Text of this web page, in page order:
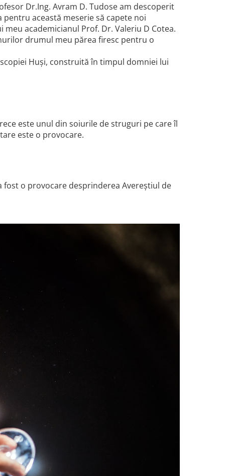
Dr.Ing. Avram D. Tudose am descoperit
această meserie să capete noi
academicianul Prof. Dr. Valeriu D Cotea.
drumul meu părea firesc pentru o
Huși, construită în timpul domniei lui
este unul din soiurile de struguri pe care îl
este o provocare.
o provocare desprinderea Avereștiul de